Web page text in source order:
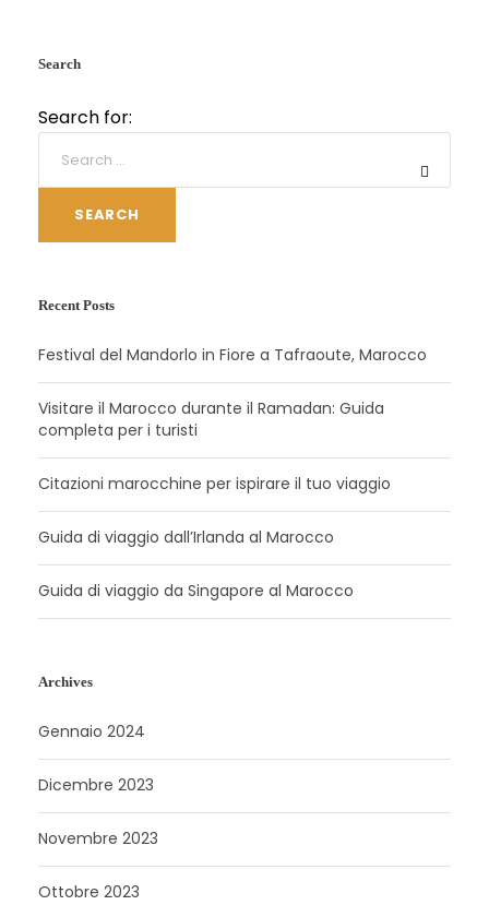
Search
Search for:
SEARCH
Recent Posts
Festival del Mandorlo in Fiore a Tafraoute, Marocco
Visitare il Marocco durante il Ramadan: Guida
completa per i turisti
Citazioni marocchine per ispirare il tuo viaggio
Guida di viaggio dall’Irlanda al Marocco
Guida di viaggio da Singapore al Marocco
Archives
Gennaio 2024
Dicembre 2023
Novembre 2023
Ottobre 2023